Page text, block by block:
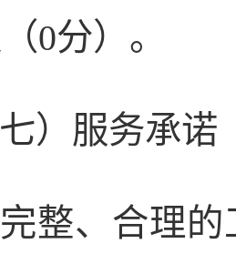
0分）。
七）服务承
整、合理